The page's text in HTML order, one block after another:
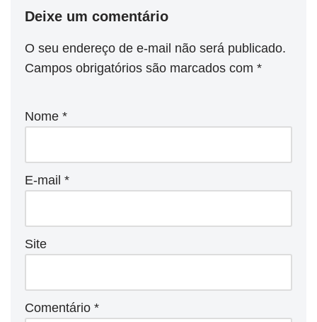
Deixe um comentário
O seu endereço de e-mail não será publicado.
Campos obrigatórios são marcados com *
Nome *
E-mail *
Site
Comentário *